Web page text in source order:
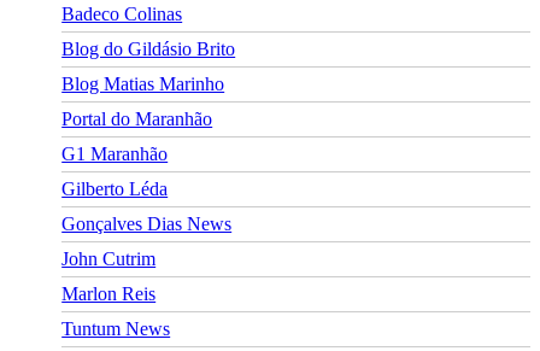
Badeco Colinas
Blog do Gildásio Brito
Blog Matias Marinho
Portal do Maranhão
G1 Maranhão
Gilberto Léda
Gonçalves Dias News
John Cutrim
Marlon Reis
Tuntum News